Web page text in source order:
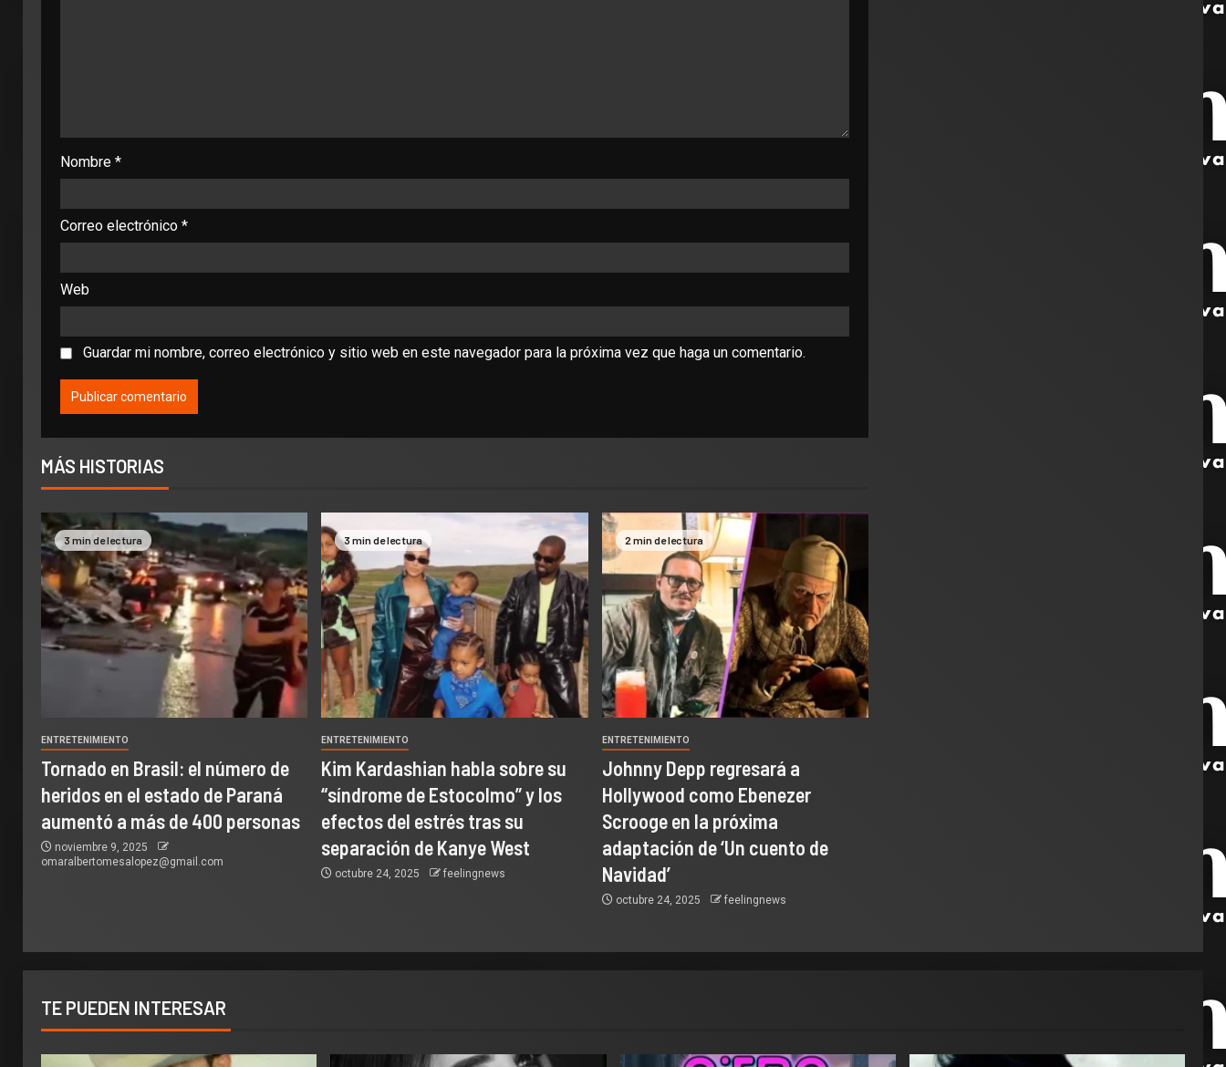
Nombre *
Correo electrónico *
Web
Guardar mi nombre, correo electrónico y sitio web en este navegador para la próxima vez que haga un comentario.
MÁS HISTORIAS
3 min de lectura
ENTRETENIMIENTO
Tornado en Brasil: el número de
heridos en el estado de Paraná
aumentó a más de 400 personas
noviembre 9, 2025
omaralbertomesalopez@gmail.com
3 min de lectura
ENTRETENIMIENTO
Kim Kardashian habla sobre su
“síndrome de Estocolmo” y los
efectos del estrés tras su
separación de Kanye West
octubre 24, 2025 feelingnews
2 min de lectura
ENTRETENIMIENTO
Johnny Depp regresará a
Hollywood como Ebenezer
Scrooge en la próxima
adaptación de ‘Un cuento de
Navidad’
octubre 24, 2025 feelingnews
TE PUEDEN INTERESAR